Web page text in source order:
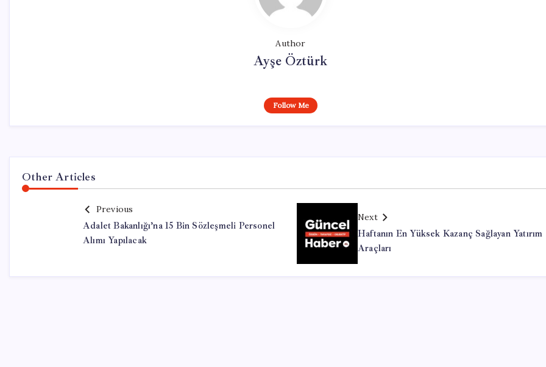
Author
Ayşe Öztürk
Follow Me
Other Articles
Previous
Adalet Bakanlığı’na 15 Bin Sözleşmeli Personel
Alımı Yapılacak
Next
Haftanın En Yüksek Kazanç Sağlayan Yatırım
Araçları